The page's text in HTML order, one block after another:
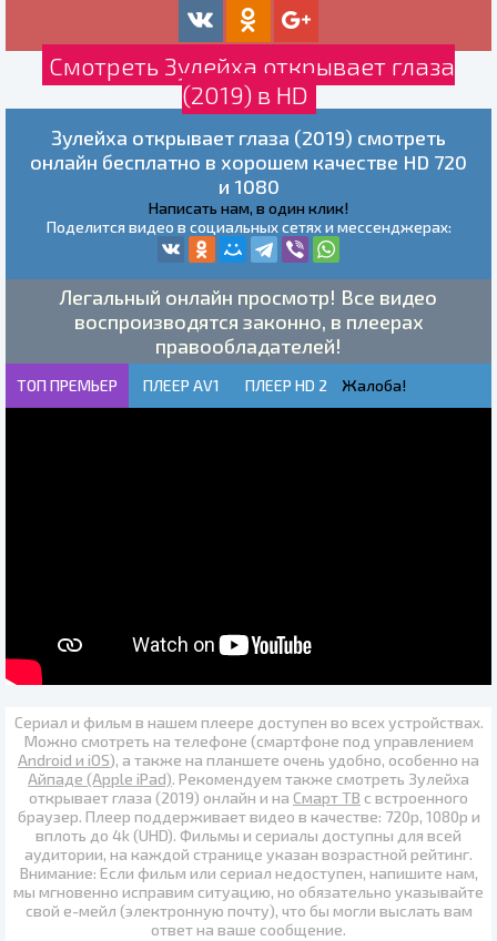
Смотреть Зулейха открывает глаза
(2019) в HD
Зулейха открывает глаза (2019) смотреть
онлайн бесплатно в хорошем качестве HD 720
и 1080
Написать нам, в один клик!
Поделится видео в социальных сетях и мессенджерах:
Легальный онлайн просмотр! Все видео
воспроизводятся законно, в плеерах
правообладателей!
ТОП ПРЕМЬЕР ПЛЕЕР AV1 ПЛЕЕР HD 2 Жалоба!
Сериал и фильм в нашем плеере доступен во всех устройствах.
Можно смотреть на телефоне (смартфоне под управлением
Android и iOS), а также на планшете очень удобно, особенно на
Айпаде (Apple iPad). Рекомендуем также смотреть Зулейха
открывает глаза (2019) онлайн и на Смарт ТВ с встроенного
браузер. Плеер поддерживает видео в качестве: 720p, 1080p и
вплоть до 4k (UHD). Фильмы и сериалы доступны для всей
аудитории, на каждой странице указан возрастной рейтинг.
Внимание: Если фильм или сериал недоступен, напишите нам,
мы мгновенно исправим ситуацию, но обязательно указывайте
свой е-мейл (электронную почту), что бы могли выслать вам
ответ на ваше сообщение.